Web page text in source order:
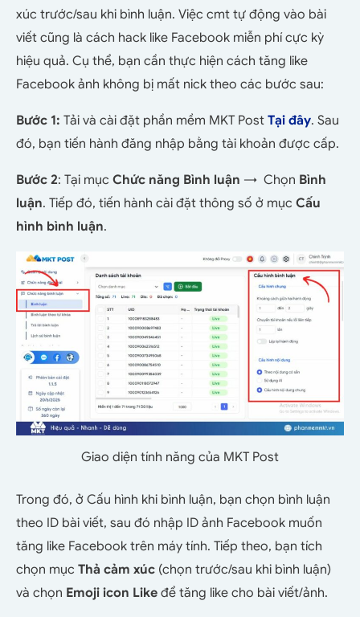
xúc trước/sau khi bình luận. Việc cmt tự động vào bài
viết cũng là cách hack like Facebook miễn phí cực kỳ
hiệu quả. Cụ thể, bạn cần thực hiện cách tăng like
Facebook ảnh không bị mất nick theo các bước sau:
Bước 1: Tải và cài đặt phần mềm MKT Post Tại đây. Sau
đó, bạn tiến hành đăng nhập bằng tài khoản được cấp.
Bước 2: Tại mục Chức năng Bình luận → Chọn Bình
luận. Tiếp đó, tiến hành cài đặt thông số ở mục Cấu
hình bình luận.
Giao diện tính năng của MKT Post
Trong đó, ở Cấu hình khi bình luận, bạn chọn bình luận
theo ID bài viết, sau đó nhập ID ảnh Facebook muốn
tăng like Facebook trên máy tính. Tiếp theo, bạn tích
chọn mục Thả cảm xúc (chọn trước/sau khi bình luận)
và chọn Emoji icon Like để tăng like cho bài viết/ảnh.